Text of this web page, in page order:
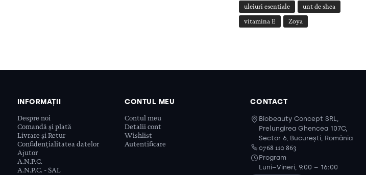
uleiuri esentiale unt de shea
vitamina E Zoya
INFORMAȚII
Despre noi
Comandă și plată
Livrare și Retur
Confidențialitatea datelor
Ajutor
A.N.P.C.
A.N.P.C. - SAL
CONTUL MEU
Contul meu
Detalii cont
Wishlist
Autentificare
CONTACT
Biobeauty Concept SRL,
Prelungirea Ghencea 107C,
Sector 6, București, România
0768 110 863
Program
Luni–Vineri, 9:00 – 16:00